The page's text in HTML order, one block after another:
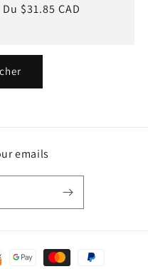
Prix
Du $31.85 CAD
emails